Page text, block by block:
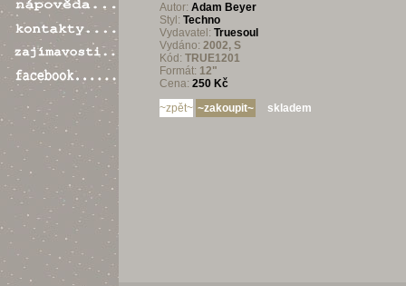
Autor: Adam Beyer
Styl: Techno
Vydavatel: Truesoul
Vydáno: 2002, S
Kód: TRUE1201
Formát: 12"
Cena: 250 Kč
skladem